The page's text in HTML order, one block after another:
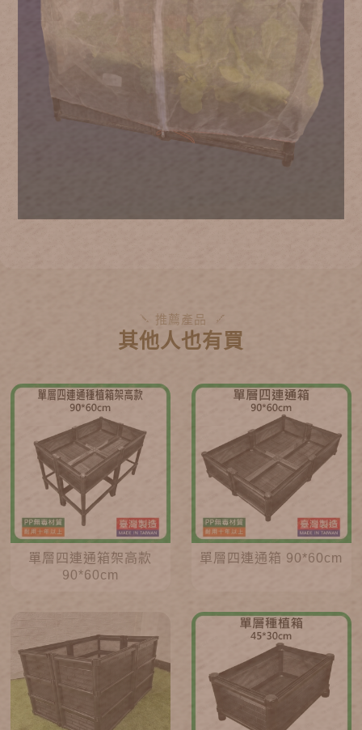
推薦產品
其他人也有買
單層四連通箱架高款
90*60cm
單層四連通箱 90*60cm